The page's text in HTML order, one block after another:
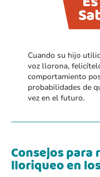
Cuando su hijo
voz llorona,
comportamiento
probabilidades de
vez en el futuro.
Consejos
lloriqueo en